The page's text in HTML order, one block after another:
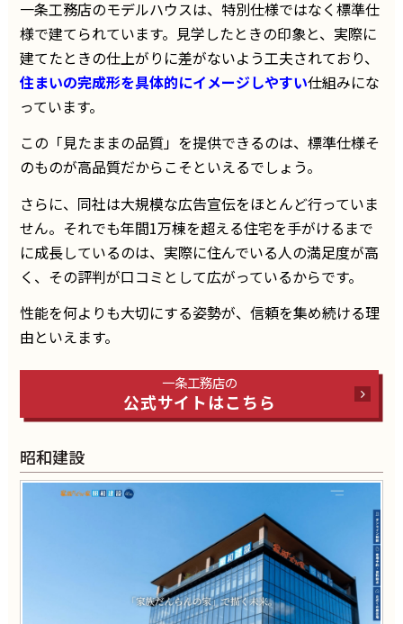
一条工務店のモデルハウスは、特別仕様ではなく標準仕
様で建てられています。見学したときの印象と、実際に
建てたときの仕上がりに差がないよう工夫されており、
住まいの完成形を具体的にイメージしやすい仕組みにな
っています。
この「見たままの品質」を提供できるのは、標準仕様そ
のものが高品質だからこそといえるでしょう。
さらに、同社は大規模な広告宣伝をほとんど行っていま
せん。それでも年間1万棟を超える住宅を手がけるまで
に成長しているのは、実際に住んでいる人の満足度が高
く、その評判が口コミとして広がっているからです。
性能を何よりも大切にする姿勢が、信頼を集め続ける理
由といえます。
一条工務店の
公式サイトはこちら
昭和建設